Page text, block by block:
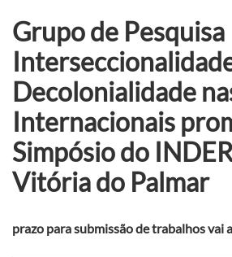
Grupo de Pesquisa
Decolonialidade
Internacionais
Simpósio do
Vitória do Palmar
prazo para submissão de trabalhos vai